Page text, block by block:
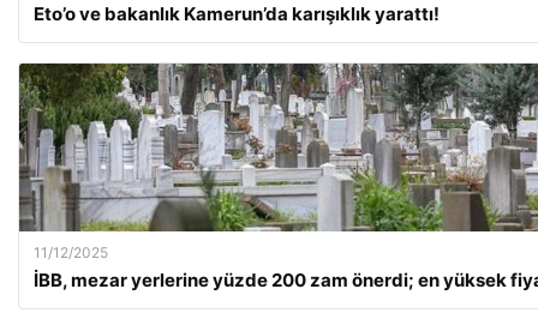
Eto’o ve bakanlık Kamerun’da karışıklık yarattı!
11/12/2025
İBB, mezar yerlerine yüzde 200 zam önerdi; en yüksek